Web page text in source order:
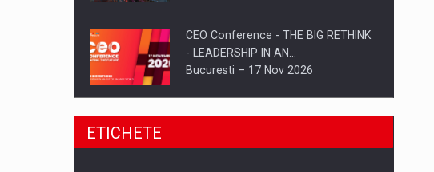
CEO Conference - THE BIG RETHINK
- LEADERSHIP IN AN…
Bucuresti – 17 Nov 2026
Be Inspired. Make it Happen!, CLUJ, 9
ETICHETE